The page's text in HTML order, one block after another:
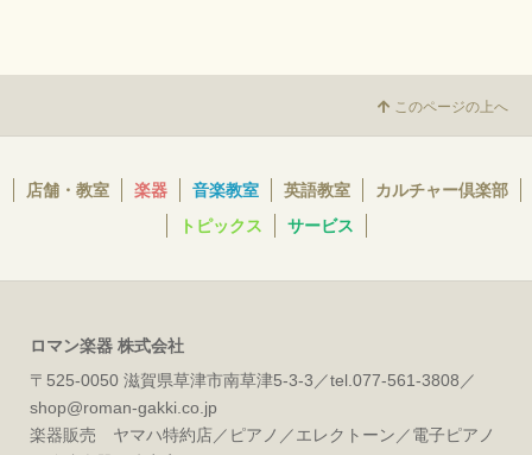
このページの上へ
店舗・教室 楽器 音楽教室 英語教室
カルチャー倶楽部
トピックス
サービス
ロマン楽器 株式会社
〒525-0050 滋賀県草津市南草津5-3-3／tel.077-561-3808／
shop@roman-gakki.co.jp
楽器販売 ヤマハ特約店／ピアノ／エレクトーン／電子ピアノ